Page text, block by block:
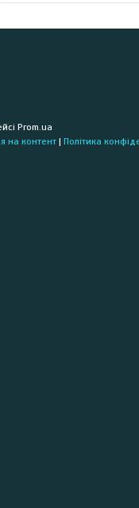
Prom.ua
на контент | Політика